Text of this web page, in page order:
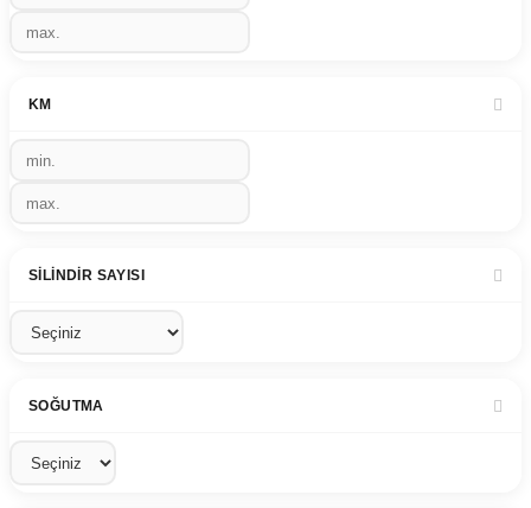
KM
SILINDIR SAYISI
SOĞUTMA